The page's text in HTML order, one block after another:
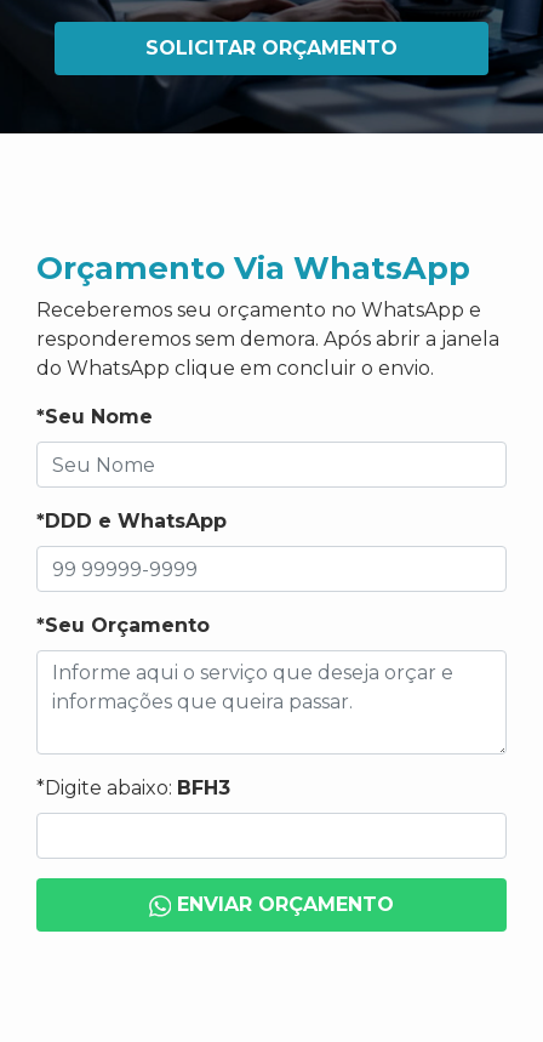
SOLICITAR ORÇAMENTO
Orçamento Via WhatsApp
Receberemos seu orçamento no WhatsApp e
responderemos sem demora. Após abrir a janela
do WhatsApp clique em concluir o envio.
*Seu Nome
*DDD e WhatsApp
*Seu Orçamento
*Digite abaixo: BFH3
ENVIAR ORÇAMENTO